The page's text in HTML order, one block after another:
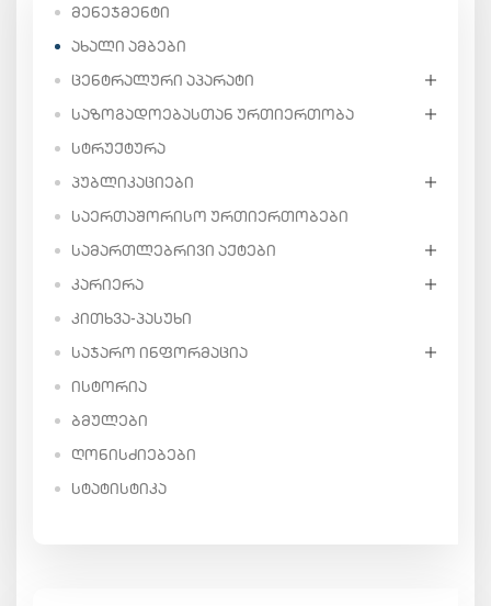
ᲛᲔᲜᲔᲯᲛᲔᲜᲢᲘ
ᲐᲮᲐᲚᲘ ᲐᲛᲑᲔᲑᲘ
ᲪᲔᲜᲢᲠᲐᲚᲣᲠᲘ ᲐᲞᲐᲠᲐᲢᲘ
ᲡᲐᲖᲝᲒᲐᲓᲝᲔᲑᲐᲡᲗᲐᲜ ᲣᲠᲗᲘᲔᲠᲗᲝᲑᲐ
ᲡᲢᲠᲣᲥᲢᲣᲠᲐ
ᲞᲣᲑᲚᲘᲙᲐᲪᲘᲔᲑᲘ
ᲡᲐᲔᲠᲗᲐᲨᲝᲠᲘᲡᲝ ᲣᲠᲗᲘᲔᲠᲗᲝᲑᲔᲑᲘ
ᲡᲐᲛᲐᲠᲗᲚᲔᲑᲠᲘᲕᲘ ᲐᲥᲢᲔᲑᲘ
ᲙᲐᲠᲘᲔᲠᲐ
ᲙᲘᲗᲮᲕᲐ-ᲞᲐᲡᲣᲮᲘ
ᲡᲐᲯᲐᲠᲝ ᲘᲜᲤᲝᲠᲛᲐᲪᲘᲐ
ᲘᲡᲢᲝᲠᲘᲐ
ᲑᲛᲣᲚᲔᲑᲘ
ᲦᲝᲜᲘᲡᲫᲘᲔᲑᲔᲑᲘ
ᲡᲢᲐᲢᲘᲡᲢᲘᲙᲐ